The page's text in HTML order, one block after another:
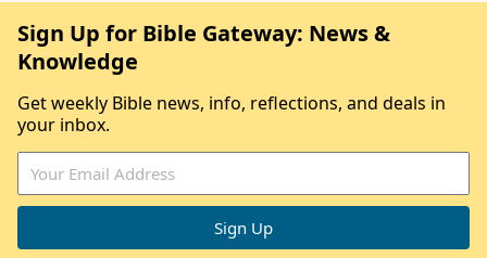
Sign Up for Bible Gateway: News &
Knowledge
Get weekly Bible news, info, reflections, and deals in
your inbox.